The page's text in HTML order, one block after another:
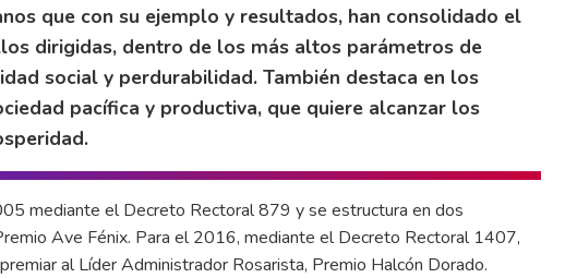
que con su ejemplo y resultados, han consolidado el
dirigidas, dentro de los más altos parámetros de
social y perdurabilidad. También destaca en los
pacífica y productiva, que quiere alcanzar los
mediante el Decreto Rectoral 879 y se estructura en dos
Ave Fénix. Para el 2016, mediante el Decreto Rectoral 1407,
al Líder Administrador Rosarista, Premio Halcón Dorado.